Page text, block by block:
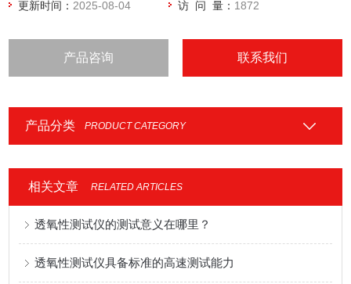
更新时间： 2025-08-04 访 问 量： 1872
产品咨询 联系我们
产品分类 PRODUCT CATEGORY
相关文章 RELATED ARTICLES
透氧性测试仪的测试意义在哪里？
透氧性测试仪具备标准的高速测试能力